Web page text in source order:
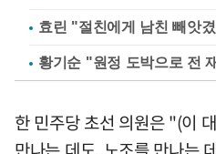
효린 "절친에게 남친 빼앗
황기순 "원정 도박으로 전
한 민주당 초선 의원은 "(이